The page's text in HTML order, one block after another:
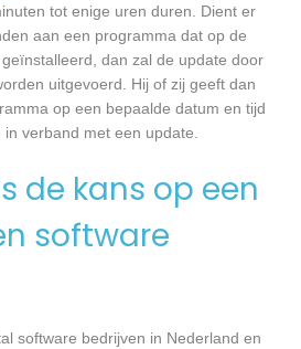
tot enige uren duren. Dient er
aan een programma dat op de
dan zal de update door
uitgevoerd. Hij of zij geeft dan
op een bepaalde datum en tijd
verband met een update.
de kans op een
software
software bedrijven in Nederland en